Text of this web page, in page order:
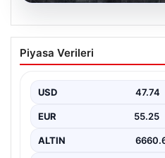
07.08.2026
TCMB’nin Nisan
Ekonomistlerin faiz
Türkiye Cumhuriyet Merkez
Piyasa Verileri
USD 47.74
EUR 55.25
ALTIN